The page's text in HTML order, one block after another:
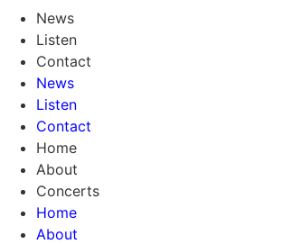
News
Listen
Contact
News
Listen
Contact
Home
About
Concerts
Home
About